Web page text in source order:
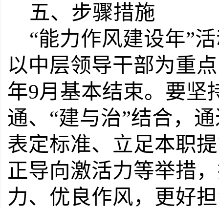
五、步骤措施
“能力作风建设年”
以中层领导干部为重
年9月基本结束。要坚
通、 “建与治”结合，
表定标准、立足本职
正导向激活力等举措
力、优良作风，更好